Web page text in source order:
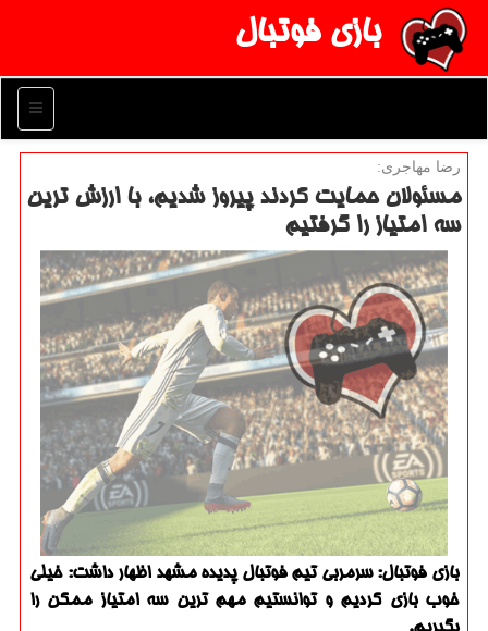
بازی فوتبال
منو
رضا مهاجری:
مسئولان حمایت كردند پیروز شدیم، با ارزش ترین
سه امتیاز را گرفتیم
بازی فوتبال: سرمربی تیم فوتبال پدیده مشهد اظهار داشت: خیلی
خوب بازی كردیم و توانستیم مهم ترین سه امتیاز ممكن را